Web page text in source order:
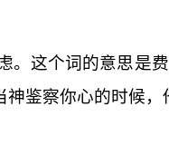
。这个词的意思是
神鉴察你心的时候